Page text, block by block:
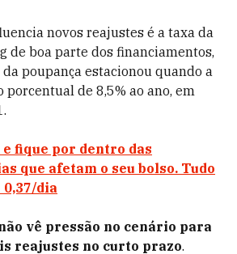
novos reajustes é a taxa da
de boa parte dos financiamentos,
poupança estacionou quando a
porcentual de 8,5% ao ano, em
e fique por dentro das
que afetam o seu bolso. Tudo
0,37/dia
vê pressão no cenário para
reajustes no curto prazo.